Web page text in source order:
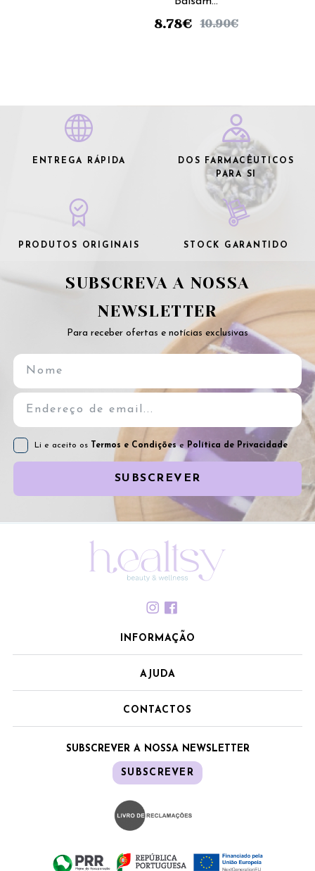
Primeiros
8.78€ 10.90€
ENTREGA RÁPIDA
DOS FARMACÊUTICOS
PARA SI
PRODUTOS ORIGINAIS STOCK GARANTIDO
SUBSCREVA A NOSSA
NEWSLETTER
Para receber ofertas e notícias exclusivas
Li e aceito os Termos e Condiçõese Política de Privacidade
SUBSCREVER
INFORMAÇÃO
AJUDA
CONTACTOS
SUBSCREVER A NOSSA NEWSLETTER
SUBSCREVER